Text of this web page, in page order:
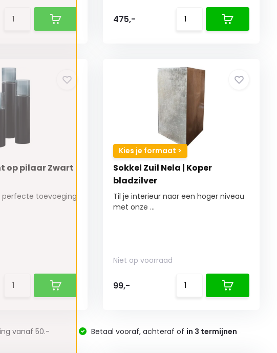
475,-
op pilaar Zwart
perfecte toevoeging
Kies je formaat >
Sokkel Zuil Nela | Koper
bladzilver
Til je interieur naar een hoger niveau
met onze ...
Niet op voorraad
99,-
vanaf 50.- Betaal vooraf, achteraf of in 3 termijnen